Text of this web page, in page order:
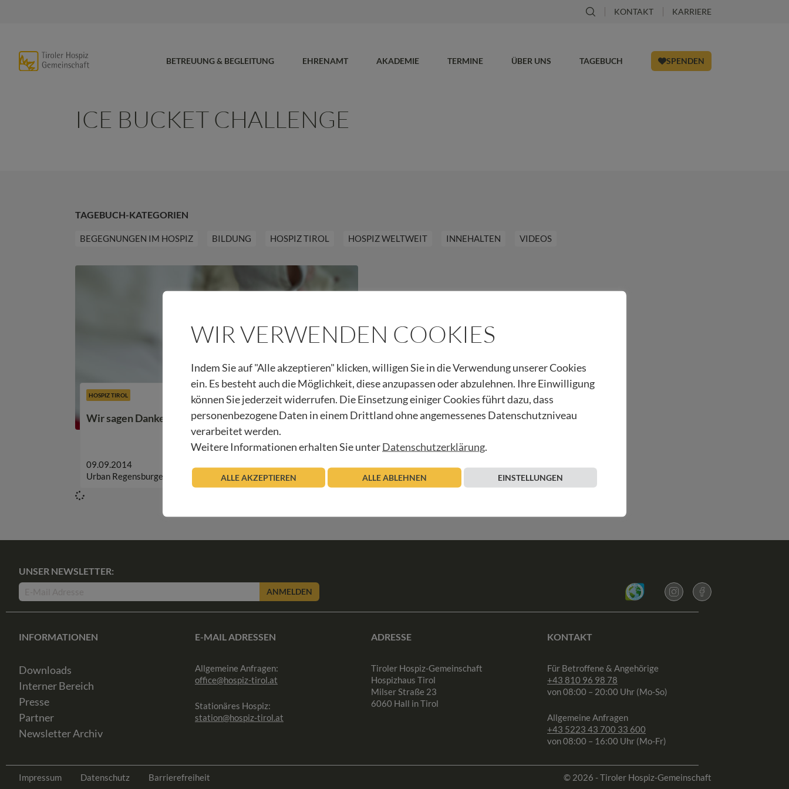
KONTAKT KARRIERE
BETREUUNG & BEGLEITUNG EHRENAMT AKADEMIE TERMINE ÜBER UNS TAGEBUCH SPENDEN
ICE BUCKET CHALLENGE
TAGEBUCH-KATEGORIEN
BEGEGNUNGEN IM HOSPIZ BILDUNG HOSPIZ TIROL HOSPIZ WELTWEIT INNEHALTEN VIDEOS
HOSPIZ TIROL
Wir sagen Danke – Ice Bucket Challenge
09.09.2014
Urban Regensburger
Beitrag lesen
UNSER NEWSLETTER:
ANMELDEN
INFORMATIONEN
Downloads
Interner Bereich
Presse
Partner
Newsletter Archiv
E-MAIL ADRESSEN
Allgemeine Anfragen:
office@hospiz-tirol.at
Stationäres Hospiz:
station@hospiz-tirol.at
ADRESSE
Tiroler Hospiz-Gemeinschaft
Hospizhaus Tirol
Milser Straße 23
6060 Hall in Tirol
KONTAKT
Für Betroffene & Angehörige
+43 810 96 98 78
von 08:00 – 20:00 Uhr (Mo-So)
Allgemeine Anfragen
+43 5223 43 700 33 600
von 08:00 – 16:00 Uhr (Mo-Fr)
Impressum Datenschutz Barrierefreiheit © 2026 - Tiroler Hospiz-Gemeinschaft
WIR VERWENDEN COOKIES
Indem Sie auf "Alle akzeptieren" klicken, willigen Sie in die Verwendung unserer Cookies
ein. Es besteht auch die Möglichkeit, diese anzupassen oder abzulehnen. Ihre Einwilligung
können Sie jederzeit widerrufen. Die Einsetzung einiger Cookies führt dazu, dass
personenbezogene Daten in einem Drittland ohne angemessenes Datenschutzniveau
verarbeitet werden.
Weitere Informationen erhalten Sie unterDatenschutzerklärung.
ALLE AKZEPTIEREN ALLE ABLEHNEN EINSTELLUNGEN